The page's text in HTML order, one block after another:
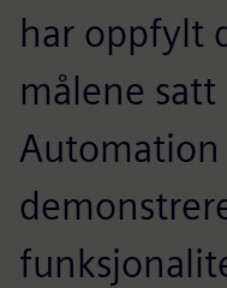
har oppfylt
målene satt
Automation